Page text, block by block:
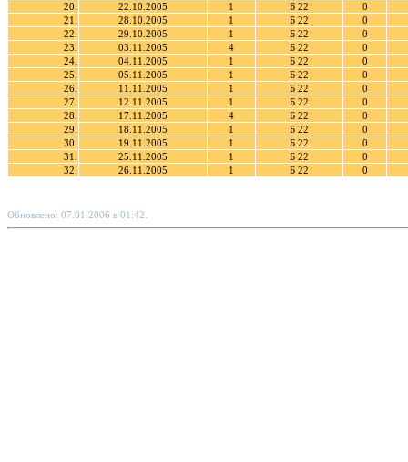
20.
22.10.2005 1 Б 22
0
21.
28.10.2005 1 Б 22
0
22.
29.10.2005 1 Б 22
0
23.
03.11.2005 4 Б 22
0
24.
04.11.2005 1 Б 22
0
25.
05.11.2005 1 Б 22
0
26.
11.11.2005 1 Б 22
0
27.
12.11.2005 1 Б 22
0
28.
17.11.2005 4 Б 22
0
29.
18.11.2005 1 Б 22
0
30.
19.11.2005 1 Б 22
0
31.
25.11.2005 1 Б 22
0
32.
26.11.2005 1 Б 22 0
Обновлено: 07.01.2006 в 01:42.